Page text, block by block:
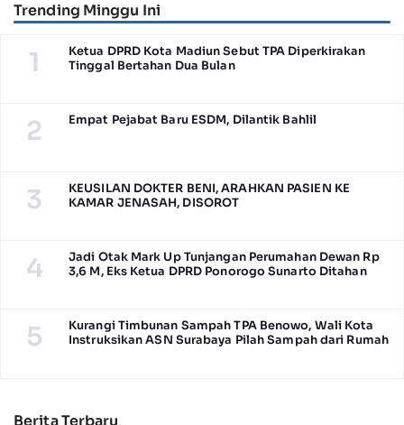
Trending Minggu Ini
1
Ketua DPRD Kota Madiun Sebut TPA Diperkirakan
Tinggal Bertahan Dua Bulan
2 Empat Pejabat Baru ESDM, Dilantik Bahlil
3
KEUSILAN DOKTER BENI, ARAHKAN PASIEN KE
KAMAR JENASAH, DISOROT
4
Jadi Otak Mark Up Tunjangan Perumahan Dewan Rp
3,6 M, Eks Ketua DPRD Ponorogo Sunarto Ditahan
5
Kurangi Timbunan Sampah TPA Benowo, Wali Kota
Instruksikan ASN Surabaya Pilah Sampah dari Rumah
Berita Terbaru